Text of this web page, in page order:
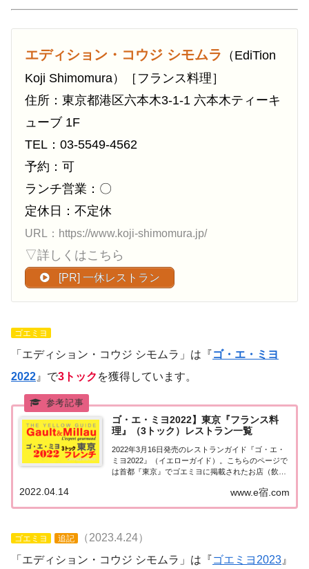
エディション・コウジ シモムラ （EdiTion
Koji Shimomura）［フランス料理］
住所：東京都港区六本木3-1-1 六本木ティーキ
ューブ 1F
TEL：03-5549-4562
予約：可
ランチ営業：〇
定休日：不定休
URL：https://www.koji-shimomura.jp/
▽詳しくはこちら
[PR] 一休レストラン
ゴエミヨ
「エディション・コウジ シモムラ」は『ゴ・エ・ミヨ
2022 』で3トック を獲得しています。
ゴ・エ・ミヨ2022】東京『フランス料
理』（3トック）レストラン一覧
2022年3月16日発売のレストランガイド『ゴ・エ・
ミヨ2022』（イエローガイド）。こちらのページで
は首都『東京』でゴエミヨに掲載されたお店（飲食
チ）」で「3トック」を獲得したお店を一覧にまと
www.e宿.com
2022.04.14
ゴエミヨ 追記
（2023.4.24）
「エディション・コウジ シモムラ」は『ゴエミヨ2023 』